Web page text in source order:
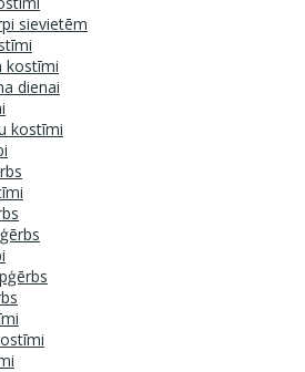
sievietēm
kostīmi
dienai
kostīmi